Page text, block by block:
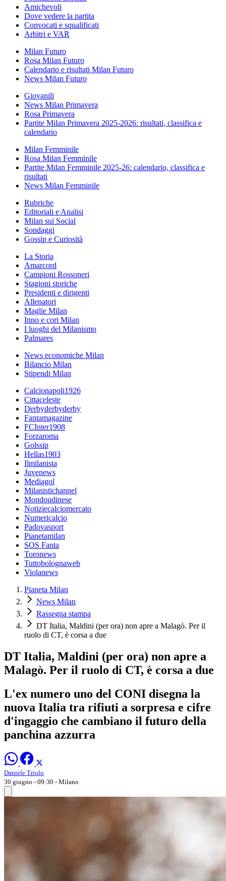
Amichevoli
Dove vedere la partita
Convocati e squalificati
Arbitri e VAR
Milan Futuro
Rosa Milan Futuro
Calendario e risultati Milan Futuro
News Milan Futuro
Giovanili
News Milan Primavera
Rosa Primavera
Partite Milan Primavera 2025-2026: risultati, classifica e
calendario
Milan Femminile
Rosa Milan Femminile
Partite Milan Femminile 2025-26: calendario, classifica e
risultati
News Milan Femminile
Rubriche
Editoriali e Analisi
Milan sui Social
Sondaggi
Gossip e Curiosità
La Storia
Amarcord
Campioni Rossoneri
Stagioni storiche
Presidenti e dirigenti
Allenatori
Maglie Milan
Inno e cori Milan
I luoghi del Milanismo
Palmares
News economiche Milan
Bilancio Milan
Stipendi Milan
Calcionapoli1926
Cittaceleste
Derbyderbyderby
Fantamagazine
FCInter1908
Forzaroma
Golssip
Hellas1903
Ilmilanista
Juvenews
Mediagol
Milanistichannel
Mondoudinese
Notiziecalciomercato
Numericalcio
Padovasport
Pianetamilan
SOS Fanta
Toronews
Tuttobolognaweb
Violanews
Pianeta Milan
News Milan
Rassegna stampa
DT Italia, Maldini (per ora) non apre a Malagò. Per il
ruolo di CT, è corsa a due
DT Italia, Maldini (per ora) non apre a
Malagò. Per il ruolo di CT, è corsa a due
L'ex numero uno del CONI disegna la
nuova Italia tra rifiuti a sorpresa e cifre
d'ingaggio che cambiano il futuro della
panchina azzurra
Daniele Triolo
30 giugno - 09:30 - Milano